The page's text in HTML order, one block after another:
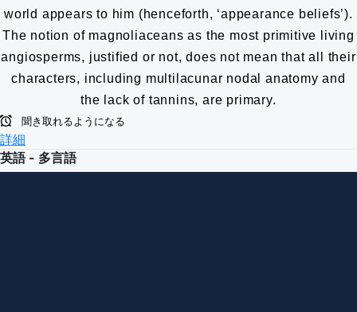
world appears to him (henceforth, ‘appearance beliefs’).
The notion of magnoliaceans as the most primitive living
angiosperms, justified or not, does not mean that all their
characters, including multilacunar nodal anatomy and
the lack of tannins, are primary.
聞き取れるようになる
詳細
英語 - 多言語